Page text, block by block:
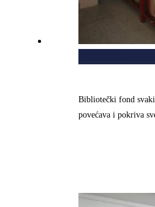
Bibliotečki fond
povećava i pokriva